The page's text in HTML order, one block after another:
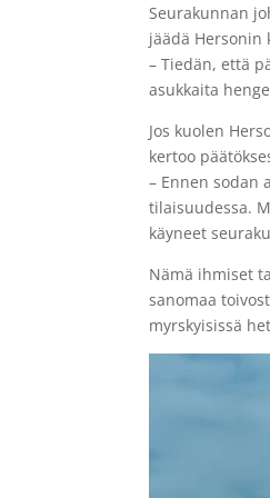
Seurakunnan
jäädä
– Tiedän, että
asukkaita
Jos kuolen
kertoo
– Ennen sodan
tilaisuudessa.
käyneet
Nämä ihmiset
sanomaa
myrskyisissä